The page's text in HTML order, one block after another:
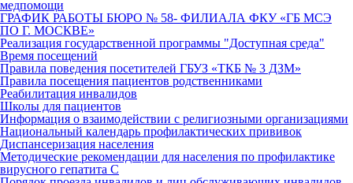
медпомощи
ГРАФИК РАБОТЫ БЮРО № 58- ФИЛИАЛА ФКУ «ГБ МСЭ
ПО Г. МОСКВЕ»
Реализация государственной программы "Доступная среда"
Время посещений
Правила поведения посетителей ГБУЗ «ТКБ № 3 ДЗМ»
Правила посещения пациентов родственниками
Реабилитация инвалидов
Школы для пациентов
Информация о взаимодействии с религиозными организациями
Национальный календарь профилактических прививок
Диспансеризация населения
Методические рекомендации для населения по профилактике
вирусного гепатита С